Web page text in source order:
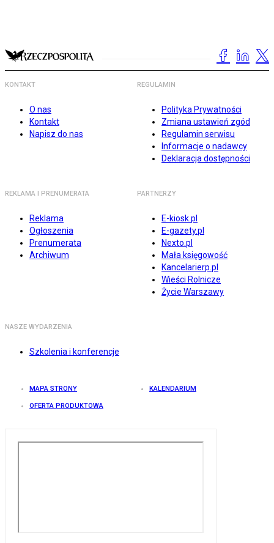
KONTAKT
O nas
Kontakt
Napisz do nas
REGULAMIN
Polityka Prywatności
Zmiana ustawień zgód
Regulamin serwisu
Informacje o nadawcy
Deklaracja dostępności
REKLAMA I PRENUMERATA
Reklama
Ogłoszenia
Prenumerata
Archiwum
PARTNERZY
E-kiosk.pl
E-gazety.pl
Nexto.pl
Mała księgowość
Kancelarierp.pl
Wieści Rolnicze
Życie Warszawy
NASZE WYDARZENIA
Szkolenia i konferencje
MAPA STRONY KALENDARIUM
OFERTA PRODUKTOWA